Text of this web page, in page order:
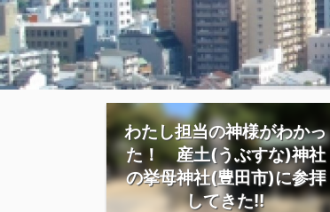
わたし担当の神様がわかっ
た！ 産土(うぶすな)神社
の挙母神社(豊田市)に参拝
してきた!!